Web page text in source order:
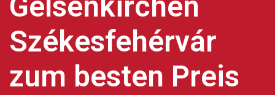
Székesfehérvár
zum besten Preis